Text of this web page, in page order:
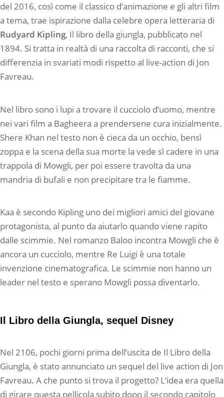
del 2016, così come il classico d’animazione e gli altri film
a tema, trae ispirazione dalla celebre opera letteraria di
Rudyard Kipling, Il libro della giungla, pubblicato nel
1894. Si tratta in realtà di una raccolta di racconti, che si
differenzia in svariati modi rispetto al live-action di Jon
Favreau.
Nel libro sono i lupi a trovare il cucciolo d’uomo, mentre
nei vari film a Bagheera a prendersene cura inizialmente.
Shere Khan nel testo non è cieca da un occhio, bensì
zoppa e la scena della sua morte la vede sì cadere in una
trappola di Mowgli, per poi essere travolta da una
mandria di bufali e non precipitare tra le fiamme.
Kaa è secondo Kipling uno dei migliori amici del giovane
protagonista, al punto da aiutarlo quando viene rapito
dalle scimmie. Nel romanzo Baloo incontra Mowgli che è
ancora un cucciolo, mentre Re Luigi è una totale
invenzione cinematografica. Le scimmie non hanno un
leader nel testo e sperano Mowgli possa diventarlo.
Il Libro della Giungla, sequel Disney
Nel 2106, pochi giorni prima dell’uscita de Il Libro della
Giungla, è stato annunciato un sequel del live action di Jon
Favreau. A che punto si trova il progetto? L’idea era quella
di girare questa pellicola subito dopo il secondo capitolo